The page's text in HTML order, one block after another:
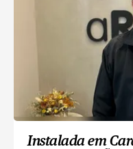
Instalada em